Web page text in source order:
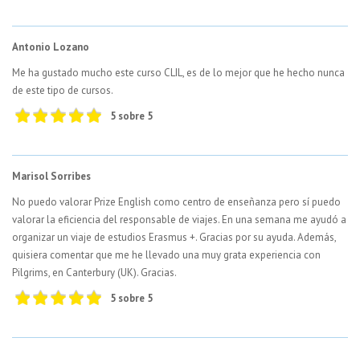
Antonio Lozano
Me ha gustado mucho este curso CLIL, es de lo mejor que he hecho nunca
de este tipo de cursos.
5 sobre 5
Marisol Sorribes
No puedo valorar Prize English como centro de enseñanza pero sí puedo
valorar la eficiencia del responsable de viajes. En una semana me ayudó a
organizar un viaje de estudios Erasmus +. Gracias por su ayuda. Además,
quisiera comentar que me he llevado una muy grata experiencia con
Pilgrims, en Canterbury (UK). Gracias.
5 sobre 5